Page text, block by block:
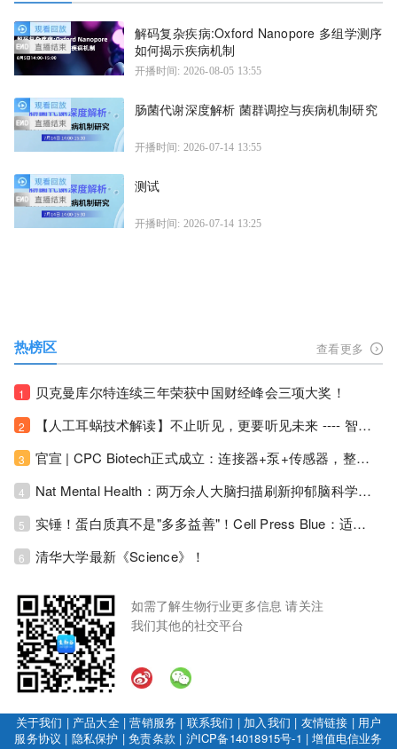
解码复杂疾病:Oxford Nanopore 多组学测序
如何揭示疾病机制
开播时间: 2026-08-05 13:55
肠菌代谢深度解析 菌群调控与疾病机制研究
开播时间: 2026-07-14 13:55
测试
开播时间: 2026-07-14 13:25
热榜区 查看更多
1 贝克曼库尔特连续三年荣获中国财经峰会三项大奖！
2 【人工耳蜗技术解读】不止听见，更要听见未来 ---- 智能耳蜗，开启人工耳蜗技术新纪元！
3 官宣 | CPC Biotech正式成立：连接器+泵+传感器，整合生物制药流体管理解决方案！
4 Nat Mental Health：两万余人大脑扫描刷新抑郁脑科学认知！抑郁不只是情绪病，视觉、运动脑区同步受损！
5 实锤！蛋白质真不是"多多益善"！Cell Press Blue：适度限蛋白，反而拉长健康寿命！
6 清华大学最新《Science》！
如需了解生物行业更多信息 请关注
我们其他的社交平台
关于我们 | 产品大全|营销服务 | 联系我们 | 加入我们 | 友情链接 | 用户
服务协议 | 隐私保护 |免责条款 | 沪ICP备14018915号-1 |增值电信业务